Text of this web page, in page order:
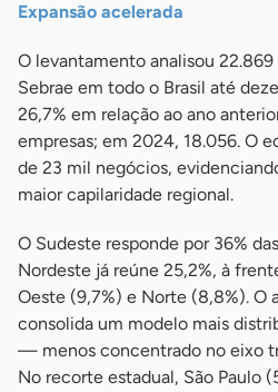
Expansão acelerada
O levantamento analisou
Sebrae em todo o Brasil até
26,7% em relação ao ano
empresas; em 2024, 18.056. O
de 23 mil negócios,
maior capilaridade regional.
O Sudeste responde por 36%
Nordeste já reúne 25,2%, à
Oeste (9,7%) e Norte (8,8%). O
consolida um modelo mais
— menos concentrado no eixo
No recorte estadual, São Paulo